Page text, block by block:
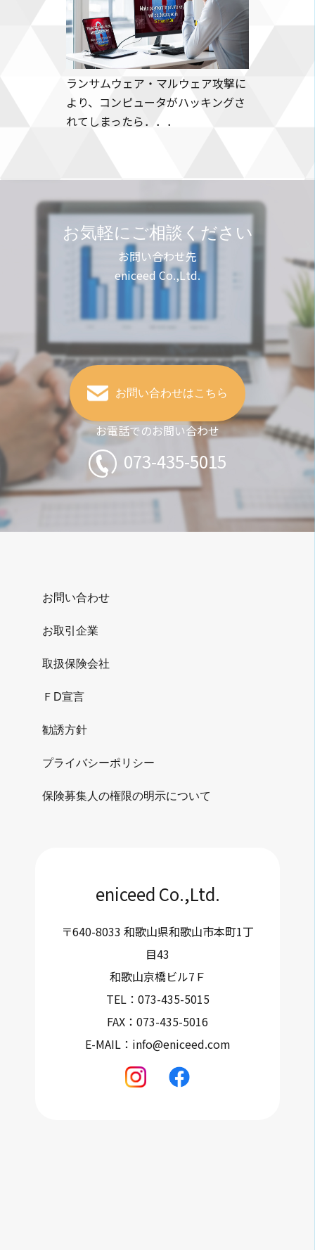
ランサムウェア・マルウェア攻撃に
より、コンピュータがハッキングさ
れてしまったら．．．
お気軽にご相談ください
お問い合わせ先
eniceed Co.,Ltd.
お問い合わせはこちら
お電話でのお問い合わせ
073-435-5015
お問い合わせ
お取引企業
取扱保険会社
ＦD宣言
勧誘方針
プライバシーポリシー
保険募集人の権限の明示について
eniceed Co.,Ltd.
〒640-8033 和歌山県和歌山市本町1丁
目43
和歌山京橋ビル7Ｆ
TEL：073-435-5015
FAX：073-435-5016
E-MAIL：info@eniceed.com